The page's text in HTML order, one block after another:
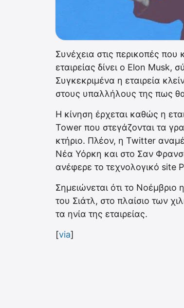
Συνέχεια στις περικοπές
εταιρείας δίνει ο Elon
Συγκεκριμένα η εταιρεία
στους υπαλλήλους της πως θα
Η κίνηση έρχεται καθώς η
Tower που στεγάζονται τα
κτήριο. Πλέον, η Twitter
Νέα Υόρκη και στο Σαν
ανέφερε το τεχνολογικό site
Σημειώνεται ότι το
του Σιάτλ, στο πλαίσιο των
τα ηνία της εταιρείας.
[via]